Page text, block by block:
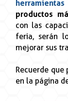
productos
con las
feria, serán
mejorar sus
Recuerde
en la página